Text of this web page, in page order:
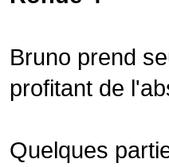
Bruno prend
profitant de
Quelques